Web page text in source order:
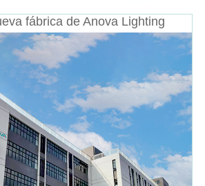
fábrica de Anova Lighting